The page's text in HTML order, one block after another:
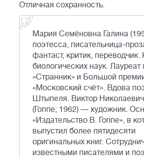
Отличная сохранность.
Мария Семёновна Галина
поэтесса, писательница-
фантаст, критик, переводчик.
биологических наук. Лауреат
«Странник» и Большой
«Московский счёт». Вдова
Штыпеля. Виктор
(Гоппе; 1962) — художник.
«Издательство В. Гоппе», в
выпустил более пятидесяти
оригинальных книг.
известными писателями и